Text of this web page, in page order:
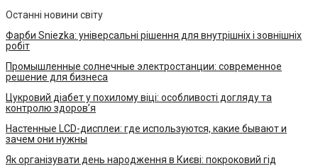
Останні новини світу
Фарби Sniezka: універсальні рішення для внутрішніх і зовнішніх
робіт
Промышленные солнечные электростанции: современное
решение для бизнеса
Цукровий діабет у похилому віці: особливості догляду та
контролю здоров’я
Настенные LCD-дисплеи: где используются, какие бывают и
зачем они нужны
Як організувати день народження в Києві: покроковий гід